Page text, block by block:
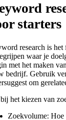
starters
research is het
waar je
met het maken
bedrijf. Gebruik
om
het kiezen van
Zoekvolume: Hoe